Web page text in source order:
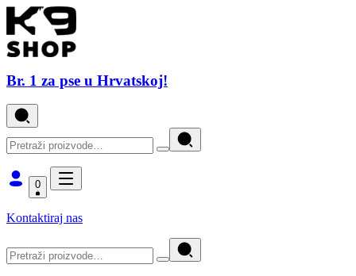
Br. 1 za pse u Hrvatskoj!
0
Kontaktiraj nas